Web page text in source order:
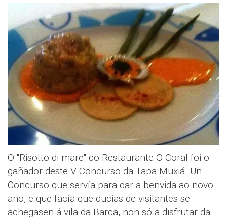
O "Risotto di mare" do Restaurante O Coral foi o
gañador deste V Concurso da Tapa Muxiá. Un
Concurso que servía para dar a benvida ao novo
ano, e que facía que ducias de visitantes se
achegasen á vila da Barca, non só a disfrutar da